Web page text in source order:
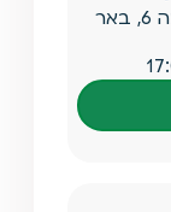
רחוב שזר 31 א', בית השקמה קומה 6, באר